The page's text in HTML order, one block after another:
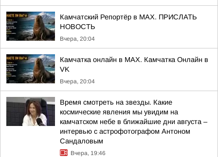
Камчатский Репортёр в MAX. ПРИСЛАТЬ
НОВОСТЬ
Вчера, 20:04
Камчатка онлайн в MAX. Камчатка Онлайн в
VK
Вчера, 20:04
Время смотреть на звезды. Какие
космические явления мы увидим на
камчатском небе в ближайшие дни августа –
интервью с астрофотографом Антоном
Сандаловым
Вчера, 19:46